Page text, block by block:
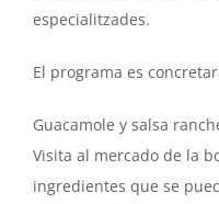
especialitzades.
El programa es
Guacamole y salsa
Visita al mercado de la
ingredientes que se